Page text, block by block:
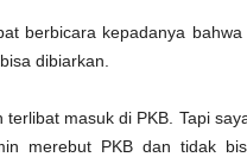
berbicara kepadanya
dibiarkan.
terlibat masuk di PKB. Tapi
merebut PKB dan tidak